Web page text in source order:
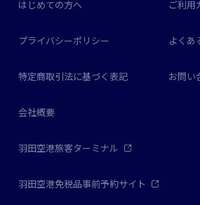
はじめての方へ ご利用
プライバシーポリシー よくあ
特定商取引法に基づく表記 お問い
会社概要
羽田空港旅客ターミナル
羽田空港免税品事前予約サイト